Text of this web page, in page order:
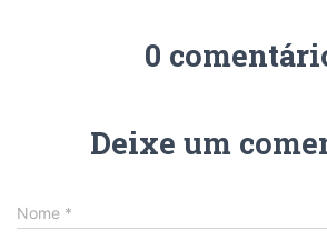
0
Deixe um
Nome *